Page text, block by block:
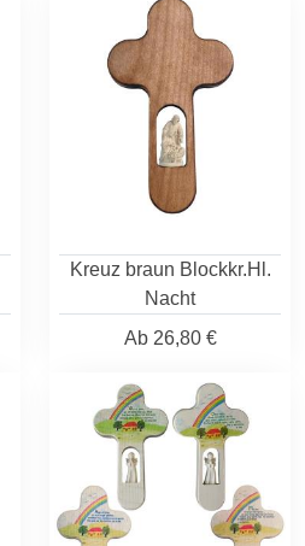
Kreuz braun Blockkr.Hl.
Nacht
Ab26,80 €